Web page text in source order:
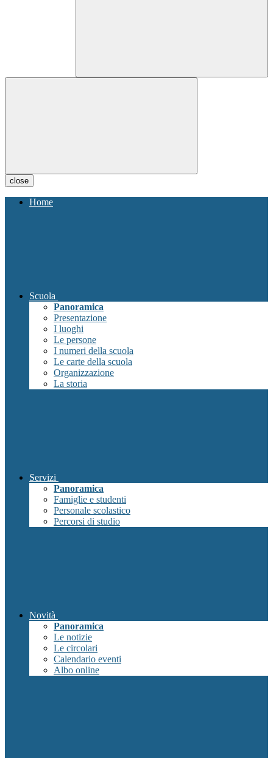
close
Home
Scuola
Panoramica
Presentazione
I luoghi
Le persone
I numeri della scuola
Le carte della scuola
Organizzazione
La storia
Servizi
Panoramica
Famiglie e studenti
Personale scolastico
Percorsi di studio
Novità
Panoramica
Le notizie
Le circolari
Calendario eventi
Albo online